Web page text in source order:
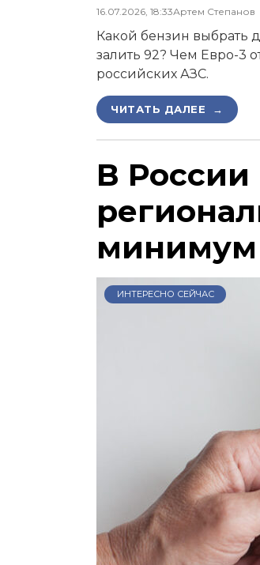
16.07.2026, 18:33Артем Степанов
Какой бензин выбрать
залить 92? Чем Евро-3
российских АЗС.
ЧИТАТЬ ДАЛЕЕ →
В России
ИНТЕРЕСНО СЕЙЧАС